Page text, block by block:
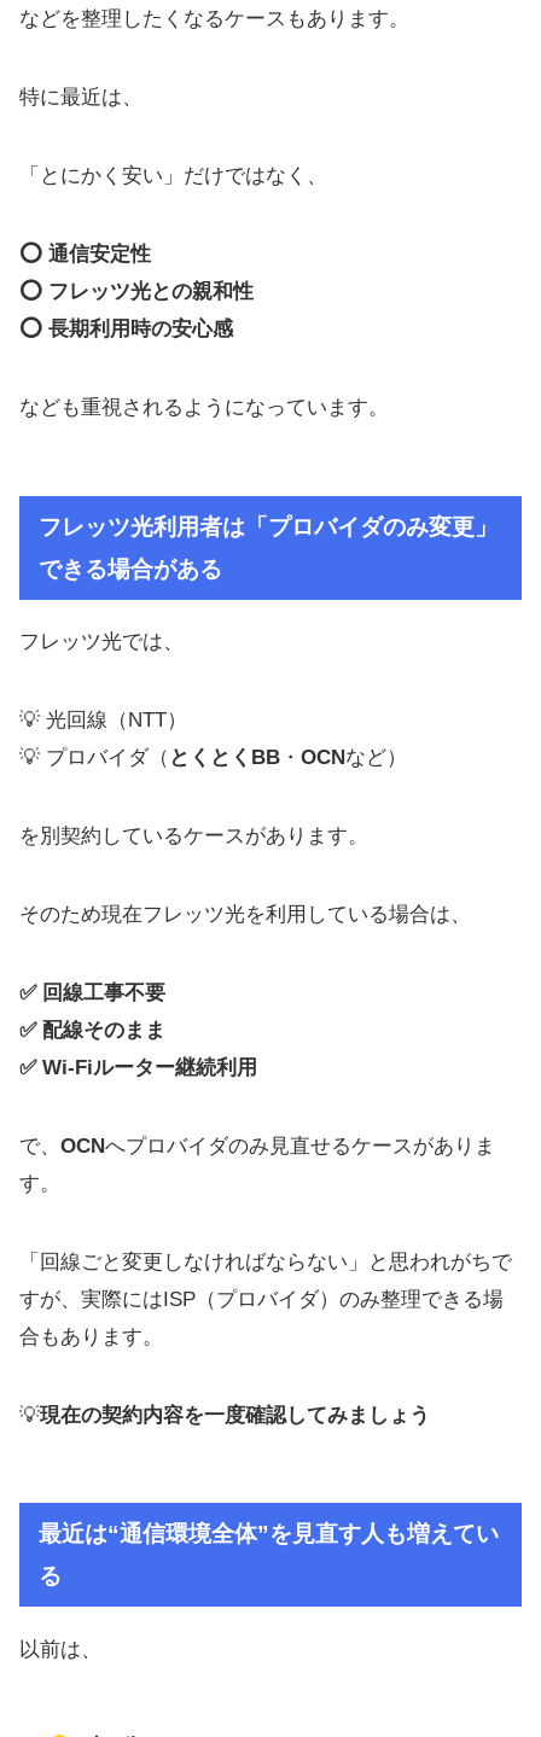
などを整理したくなるケースもあります。
特に最近は、
「とにかく安い」だけではなく、
⭕ 通信安定性
⭕ フレッツ光との親和性
⭕ 長期利用時の安心感
なども重視されるようになっています。
フレッツ光利用者は「プロバイダのみ変更」
できる場合がある
フレッツ光では、
💡 光回線（NTT）
💡 プロバイダ（ とくとくBB ・ OCNなど）
を別契約しているケースがあります。
そのため現在フレッツ光を利用している場合は、
✅ 回線工事不要
✅ 配線そのまま
✅ Wi-Fiルーター継続利用
で、 OCNへプロバイダのみ見直せるケースがありま
す。
「回線ごと変更しなければならない」と思われがちで
すが、実際にはISP（プロバイダ）のみ整理できる場
合もあります。
💡現在の契約内容を一度確認してみましょう
最近は“通信環境全体”を見直す人も増えてい
る
以前は、